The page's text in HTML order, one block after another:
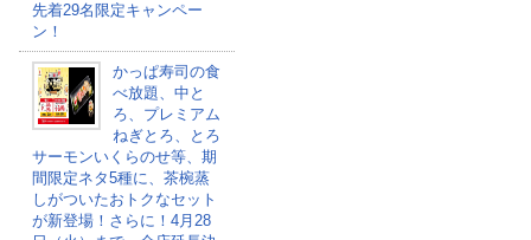
先着29名限定キャンペー
ン！
かっぱ寿司の食
べ放題、中と
ろ、プレミアム
ねぎとろ、とろ
サーモンいくらのせ等、期
間限定ネタ5種に、茶椀蒸
しがついたおトクなセット
が新登場！さらに！4月28